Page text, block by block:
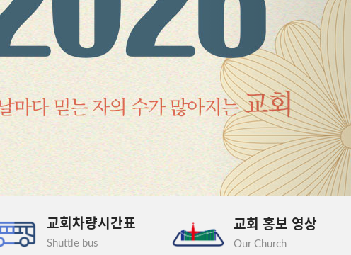
교회차량시간표
Shuttle bus
교회 홍보 영상
Our Church